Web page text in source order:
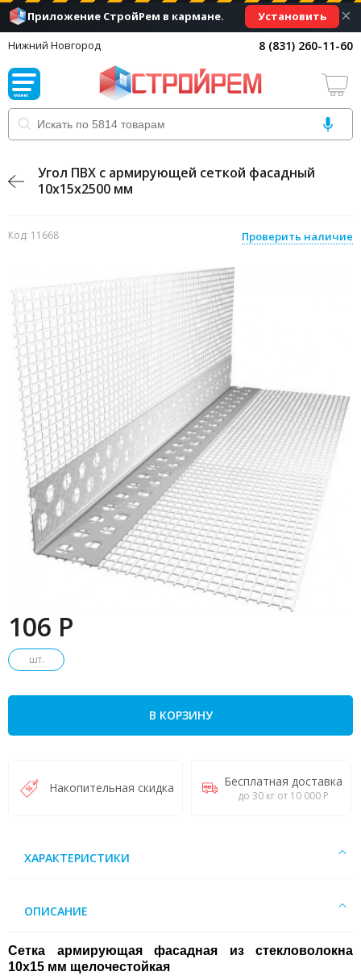
Приложение СтройРем в кармане. Установить ×
Нижний Новгород 8 (831) 260-11-60
Угол ПВХ с армирующей сеткой фасадный
10х15х2500 мм
Код: 11668 Проверить наличие
106 P
шт.
В КОРЗИНУ
Накопительная скидка Бесплатная доставка
до 30 кг от 10 000 Р
ХАРАКТЕРИСТИКИ
ОПИСАНИЕ
Сетка армирующая фасадная из стекловолокна
10x15 мм щелочестойкая